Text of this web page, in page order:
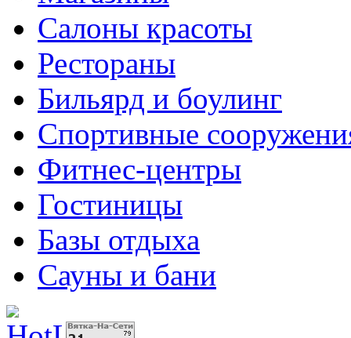
Салоны красоты
Рестораны
Бильярд и боулинг
Спортивные
Фитнес-центры
Гостиницы
Базы отдыха
Сауны и бани